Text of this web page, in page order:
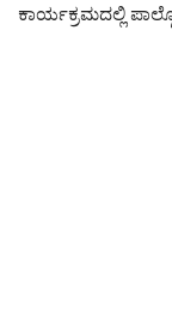
ಕಾರ್ಯಕ್ರಮದಲ್ಲಿ